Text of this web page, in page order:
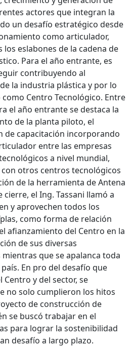
actores que integran la
un desafío estratégico desde
como articulador,
eslabones de la cadena de
Para el año entrante, es
contribuyendo al
la industria plástica y por lo
Centro Tecnológico. Entre
el año entrante se destaca la
de la planta piloto, el
de capacitación incorporando
entre las empresas
a nivel mundial,
otros centros tecnológicos
de la herramienta de Antena
cierre, el Ing. Tassani llamó a
y aprovechen todos los
como forma de relación
afianzamiento del Centro en la
de sus diversas
que se apalanca toda
En pro del desafío que
y del sector, se
no solo cumplieron los hitos
de construcción de
se buscó trabajar en el
para lograr la sostenibilidad
desafío a largo plazo.